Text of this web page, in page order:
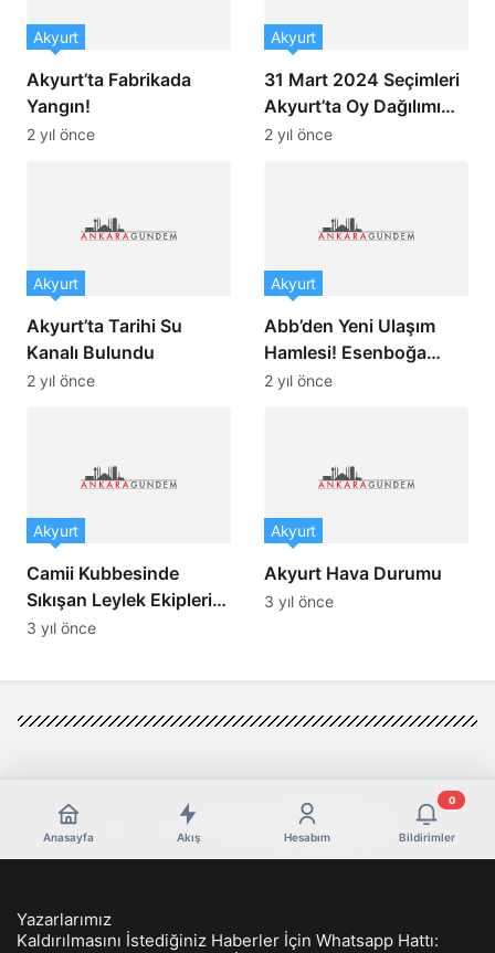
Akyurt’ta Fabrikada
Yangın!
Akyurt
2 yıl önce
31 Mart 2024 Seçimleri
Akyurt’ta Oy Dağılımı…
Akyurt’ta Kim Kazandı?
Akyurt
2 yıl önce
Akyurt’ta Tarihi Su
Kanalı Bulundu
Akyurt
2 yıl önce
Abb’den Yeni Ulaşım
Hamlesi! Esenboğa
Havalimanı Için Otobüs
Akyurt
2 yıl önce
Camii Kubbesinde
Sıkışan Leylek Ekipleri
Harekete Geçirdi
Akyurt
3 yıl önce
Akyurt Hava Durumu
Akyurt
3 yıl önce
Anasayfa Akış Hesabım Bildirimler
0
Yazarlarımız
Kaldırılmasını İstediğiniz Haberler İçin Whatsapp Hattı: